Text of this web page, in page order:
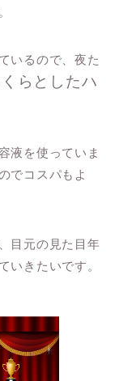
いるので、夜た
らとしたハ
液を使っていま
でコスパもよ
目元の見た目年
いきたいです。